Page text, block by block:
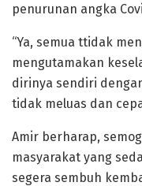
penurunan angka
“Ya, semua ttidak
mengutamakan
dirinya sendiri
tidak meluas dan
Amir berharap,
masyarakat yang
segera sembuh